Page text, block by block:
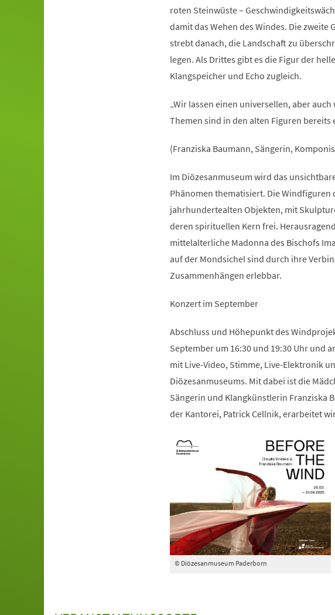
roten Steinwüste –
damit das Wehen des Windes. Die
strebt danach, die Landschaft zu
legen. Als Drittes gibt es die Figur der
Klangspeicher und Echo zugleich.
„Wir lassen einen universellen, aber
Themen sind in den alten Figuren bereits
(Franziska Baumann, Sängerin,
Im Diözesanmuseum wird das
Phänomen thematisiert. Die
jahrhundertealten Objekten, mit
deren spirituellen Kern frei.
mittelalterliche Madonna des Bischofs
auf der Mondsichel sind durch ihre
Zusammenhängen erlebbar.
Konzert im September
Abschluss und Höhepunkt des
September um 16:30 und 19:30 Uhr und
mit Live-Video, Stimme, Live-Elektronik
Diözesanmuseums. Mit dabei ist die
Sängerin und Klangkünstlerin Franziska
der Kantorei, Patrick Cellnik, erarbeitet
© Diözesanmuseum Paderborn